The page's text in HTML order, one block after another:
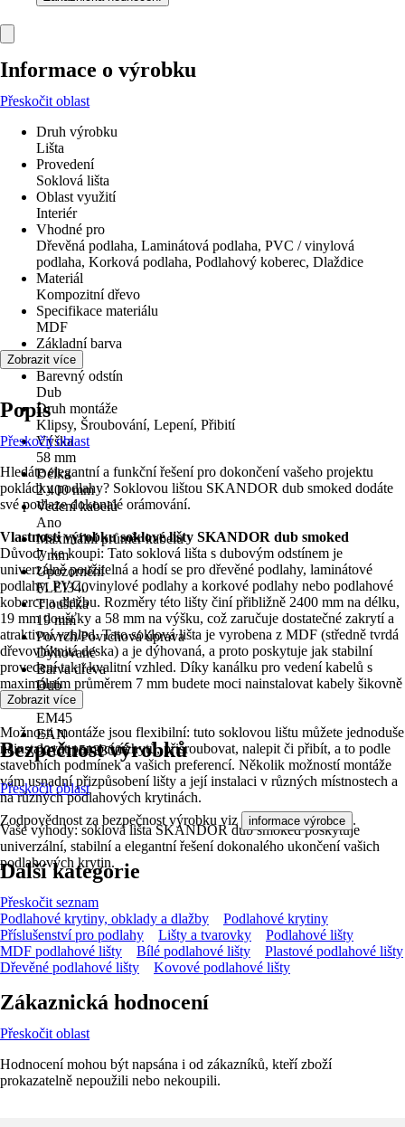
Informace o výrobku
Přeskočit oblast
Druh výrobku
Lišta
Provedení
Soklová lišta
Oblast využití
Interiér
Vhodné pro
Dřevěná podlaha, Laminátová podlaha, PVC / vinylová
podlaha, Korková podlaha, Podlahový koberec, Dlaždice
Materiál
Kompozitní dřevo
Specifikace materiálu
MDF
Základní barva
Dřevo
Barevný odstín
Dub
Druh montáže
Klipsy, Šroubování, Lepení, Přibití
Výška
58 mm
Délka
2 400 mm
Vedení kabelů
Ano
Maximální průměr kabelu
7 mm
Upozornění
FLEI340
Tloušťka
19 mm
Povrch/Povrchová úprava
Dýhované
Barva dřeva
Dub
KČZ
EM45
EAN
9010115133006
Zobrazit více
Popis
Přeskočit oblast
Hledáte elegantní a funkční řešení pro dokončení vašeho projektu
pokládky podlahy? Soklovou lištou SKANDOR dub smoked dodáte
své podlaze dokonalé orámování.
Vlastnosti výrobku soklové lišty SKANDOR dub smoked
Důvody ke koupi: Tato soklová lišta s dubovým odstínem je
univerzálně použitelná a hodí se pro dřevěné podlahy, laminátové
podlahy, PVC, vinylové podlahy a korkové podlahy nebo podlahové
koberce a dlažbu. Rozměry této lišty činí přibližně 2400 mm na délku,
19 mm tloušťky a 58 mm na výšku, což zaručuje dostatečné zakrytí a
atraktivní vzhled. Tato soklová lišta je vyrobena z MDF (středně tvrdá
dřevovláknitá deska) a je dýhovaná, a proto poskytuje jak stabilní
provedení tak i kvalitní vzhled. Díky kanálku pro vedení kabelů s
maximálním průměrem 7 mm budete moci nainstalovat kabely šikovně
a skrytě.
Možnosti montáže jsou flexibilní: tuto soklovou lištu můžete jednoduše
nainstalovat pomocí úchytů, přišroubovat, nalepit či přibít, a to podle
stavebních podmínek a vašich preferencí. Několik možností montáže
vám usnadní přizpůsobení lišty a její instalaci v různých místnostech a
na různých podlahových krytinách.
Vaše výhody: soklová lišta SKANDOR dub smoked poskytuje
univerzální, stabilní a elegantní řešení dokonalého ukončení vašich
podlahových krytin.
Zobrazit více
Bezpečnost výrobků
Přeskočit oblast
Zodpovědnost za bezpečnost výrobku viz informace výrobce .
Další kategorie
Přeskočit seznam
Podlahové krytiny, obklady a dlažby
Podlahové krytiny
Příslušenství pro podlahy
Lišty a tvarovky
Podlahové lišty
MDF podlahové lišty
Bílé podlahové lišty
Plastové podlahové lišty
Dřevěné podlahové lišty
Kovové podlahové lišty
Zákaznická hodnocení
Přeskočit oblast
Hodnocení mohou být napsána i od zákazníků, kteří zboží
prokazatelně nepoužili nebo nekoupili.